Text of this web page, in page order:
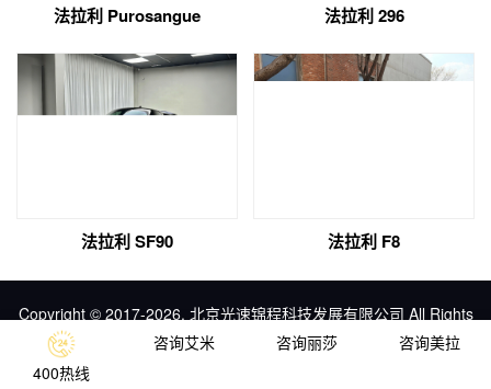
法拉利 Purosangue 法拉利 296
法拉利 SF90 法拉利 F8
Copyright © 2017-2026, 北京光速锦程科技发展有限公司 All Rights
Reserved.京ICP备19038812号-4
京公网安备
11010102004607号
400热线
咨询艾米 咨询丽莎 咨询美拉